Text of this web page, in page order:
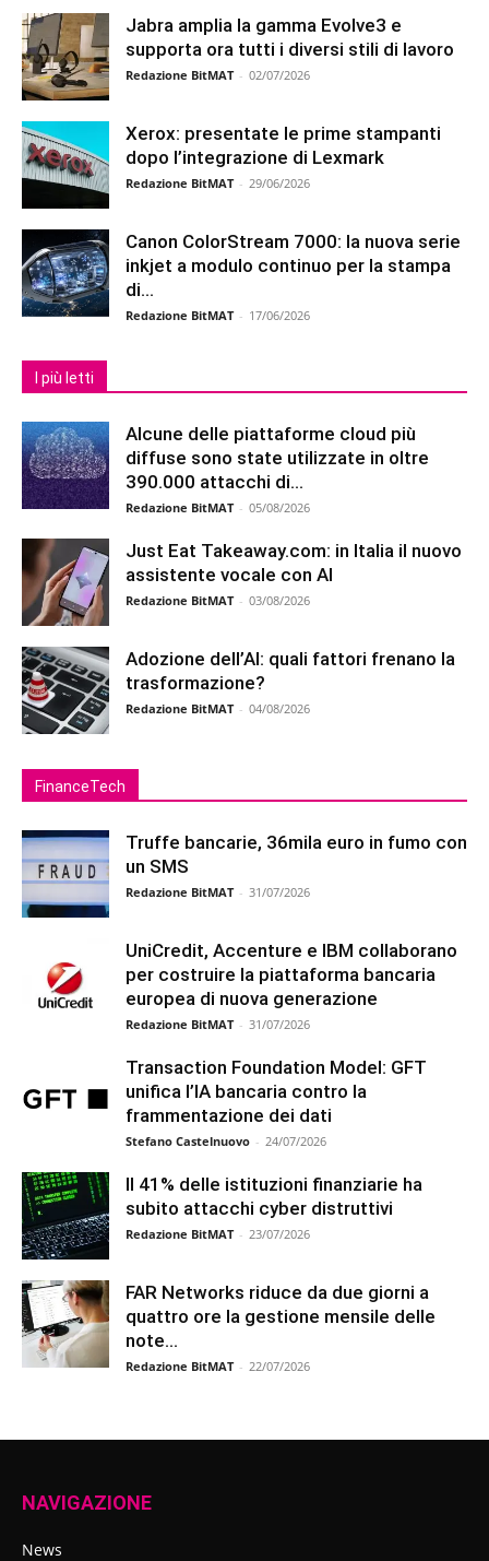
Jabra amplia la gamma Evolve3 e
supporta ora tutti i diversi stili di lavoro
Redazione BitMAT - 02/07/2026
Xerox: presentate le prime stampanti
dopo l’integrazione di Lexmark
Redazione BitMAT - 29/06/2026
Canon ColorStream 7000: la nuova serie
inkjet a modulo continuo per la stampa
di...
Redazione BitMAT - 17/06/2026
I più letti
Alcune delle piattaforme cloud più
diffuse sono state utilizzate in oltre
390.000 attacchi di...
Redazione BitMAT - 05/08/2026
Just Eat Takeaway.com: in Italia il nuovo
assistente vocale con AI
Redazione BitMAT - 03/08/2026
Adozione dell’AI: quali fattori frenano la
trasformazione?
Redazione BitMAT - 04/08/2026
FinanceTech
Truffe bancarie, 36mila euro in fumo con
un SMS
Redazione BitMAT - 31/07/2026
UniCredit, Accenture e IBM collaborano
per costruire la piattaforma bancaria
europea di nuova generazione
Redazione BitMAT - 31/07/2026
Transaction Foundation Model: GFT
unifica l’IA bancaria contro la
frammentazione dei dati
Stefano Castelnuovo - 24/07/2026
Il 41% delle istituzioni finanziarie ha
subito attacchi cyber distruttivi
Redazione BitMAT - 23/07/2026
FAR Networks riduce da due giorni a
quattro ore la gestione mensile delle
note...
Redazione BitMAT - 22/07/2026
NAVIGAZIONE
News